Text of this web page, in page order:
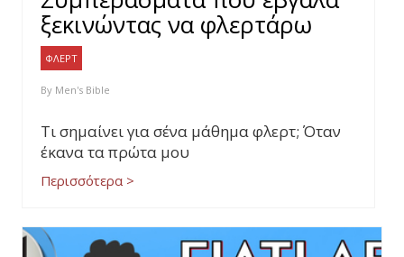
ξεκινώντας να φλερτάρω
ΦΛΕΡΤ
By Men's Bible
Τι σημαίνει για σένα μάθημα φλερτ; Όταν
έκανα τα πρώτα μου
Περισσότερα >